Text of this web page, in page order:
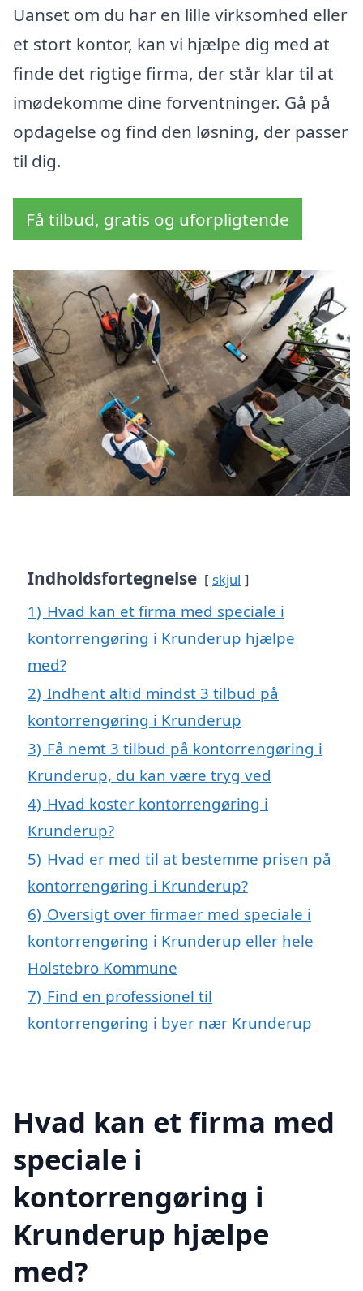
Uanset om du har en lille virksomhed eller
et stort kontor, kan vi hjælpe dig med at
finde det rigtige firma, der står klar til at
imødekomme dine forventninger. Gå på
opdagelse og find den løsning, der passer
til dig.
Få tilbud, gratis og uforpligtende
Indholdsfortegnelse skjul
1) Hvad kan et firma med speciale i
kontorrengøring i Krunderup hjælpe
med?
2) Indhent altid mindst 3 tilbud på
kontorrengøring i Krunderup
3) Få nemt 3 tilbud på kontorrengøring i
Krunderup, du kan være tryg ved
4) Hvad koster kontorrengøring i
Krunderup?
5) Hvad er med til at bestemme prisen på
kontorrengøring i Krunderup?
6) Oversigt over firmaer med speciale i
kontorrengøring i Krunderup eller hele
Holstebro Kommune
7) Find en professionel til
kontorrengøring i byer nær Krunderup
Hvad kan et firma med
speciale i
kontorrengøring i
Krunderup hjælpe
med?